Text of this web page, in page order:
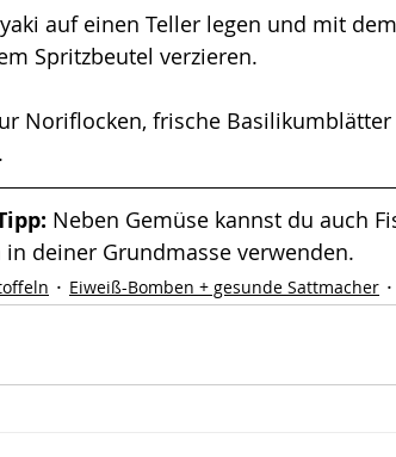
auf einen Teller legen und mit
Spritzbeutel verzieren.
Noriflocken, frische
Neben Gemüse kannst du auch
deiner Grundmasse verwenden.
Eiweiß-Bomben + gesunde Sattmacher